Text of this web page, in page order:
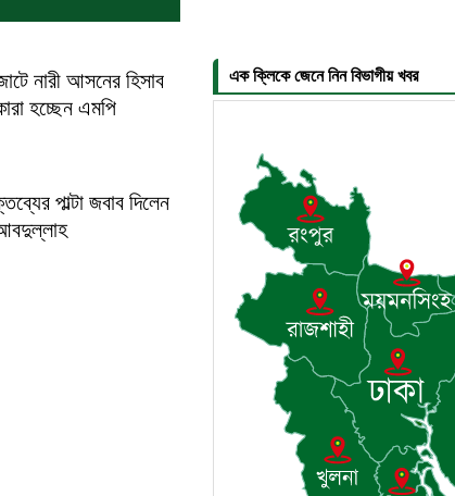
নারী আসনের হিসাব
হচ্ছেন এমপি
পাল্টা জবাব দিলেন
৬।
৭। দাউদকান্দিতে
খোঁজখবর নিলেন
হোসেন
৮। মেঘনায়
মাসিক সভা
৯। জাতীয় নেতা
হোসেনের
বিশ্লেষণ
এক ক্লিকে জেনে নিন বিভাগীয় খবর